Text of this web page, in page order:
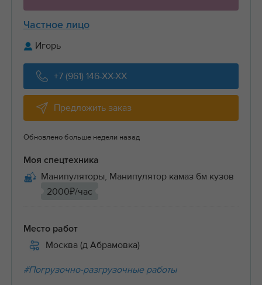
Частное лицо
Игорь
+7 (961) 146-XX-XX
Предложить заказ
Обновлено больше недели назад
Моя спецтехника
Манипуляторы, Манипулятор камаз 6м кузов
2000₽/час
Место работ
Москва (д Абрамовка)
#Погрузочно-разгрузочные работы